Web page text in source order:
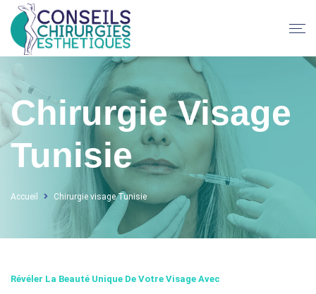
Chirurgie Visage
Tunisie
Accueil Chirurgie visage Tunisie
Révéler La Beauté Unique De Votre Visage Avec